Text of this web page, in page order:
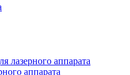
лазерного аппарата
аппарата